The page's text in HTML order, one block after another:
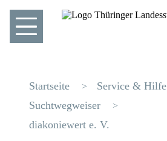
Startseite
Service & Hilfe
Suchtwegweiser
diakoniewert e. V.